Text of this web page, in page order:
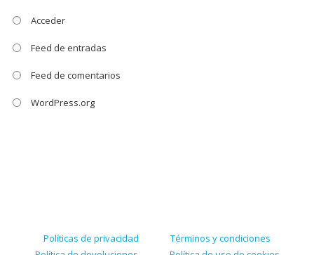
Acceder
Feed de entradas
Feed de comentarios
WordPress.org
Políticas de privacidad
Términos y condiciones